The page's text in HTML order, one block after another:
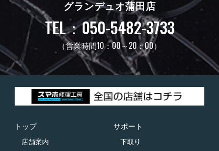
グランデュオ蒲田店
TEL：050-5482-3733
（営業時間10：00～20：00）
トップ
店舗案内
サポート
下取り